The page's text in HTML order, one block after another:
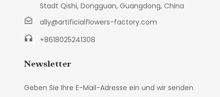
Stadt Qishi, Dongguan, Guangdong, China
ally@artificialflowers-factory.com
+8618025241308
Newsletter
Geben Sie Ihre E-Mail-Adresse ein und wir senden